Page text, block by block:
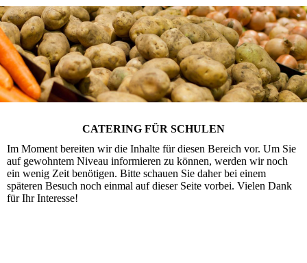
CATERING FÜR SCHULEN
Im Moment bereiten wir die Inhalte für diesen Bereich vor. Um Sie
auf gewohntem Niveau informieren zu können, werden wir noch
ein wenig Zeit benötigen. Bitte schauen Sie daher bei einem
späteren Besuch noch einmal auf dieser Seite vorbei. Vielen Dank
für Ihr Interesse!